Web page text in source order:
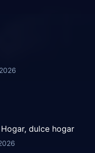
2026
dulce hogar